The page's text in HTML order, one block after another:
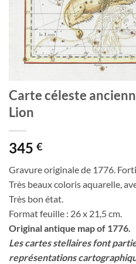
Carte céleste
Lion
345 €
Gravure originale de 1776.
Très beaux coloris aquarelle,
Très bon état.
Format feuille : 26 x 21,5 cm.
Original antique map of 1776.
Les cartes stellaires font
représentations